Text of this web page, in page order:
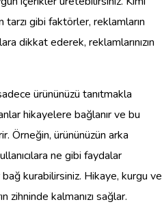
gibi faktörler, reklamların
dikkat ederek, reklamlarınızın
ürününüzü tanıtmakla
hikayelere bağlanır ve bu
Örneğin, ürününüzün arka
ne gibi faydalar
bağ kurabilirsiniz. Hikaye, kurgu ve
zihninde kalmanızı sağlar.